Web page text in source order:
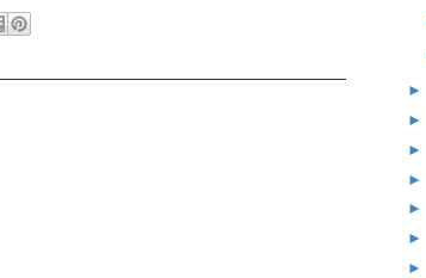
►
►
►
►
►
►
►